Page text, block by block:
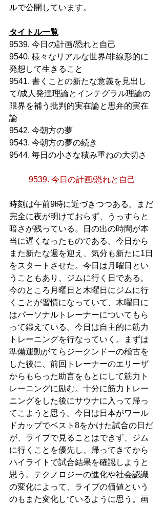
ルで公開しています。
タイトル一覧
9539. 今日の計画/恐れと自己
9540. 様々なリアルな世界/非線形的に
発想して生きること
9541. 書くことの新たな意義を見出し
て/成人発達理論とインテグラル理論の
限界を補う批判的実在論と思弁的実在
論
9542. 今朝方の夢
9543. 今朝方の夢の続き
9544. 毎日の小さな積み重ねの大切さ
9539. 今日の計画/恐れと自己
時刻は午前9時に近づきつつある。まだ
完全に夜が明けておらず、うっすらと
暗さが残っている。日の出の時間が本
当に遅くなったものである。今日から
また新たな週を迎え、気分も新たに1日
をスタートさせた。今日は月曜日とい
うこともあり、ジムに行く日である。
今のところ月曜日と木曜日にジムに行
くことが習慣になっていて、木曜日に
はパーソナルトレーナーについてもら
って鍛えている。今日は自主的に筋力
トレーニングを行なっていく。まずは
準備運動がてらジークンドーの稽古を
した後に、前回トレーナーのエリーザ
からもらった助言をもとにして筋力ト
レーニングに励む。十分に筋力トレー
ニングをした後にサウナに入って帰っ
てこようと思う。今日は日本がワール
ドカップでベスト8をかけた試合の日だ
が、ライブで見ることはできず、ジム
に行くことを優先し、帰ってきてから
ハイライトで試合結果を確認しようと
思う。テクノロジーの進化や社会認識
の変化によって、ライブの価値という
のもまた変化しているように思う。画